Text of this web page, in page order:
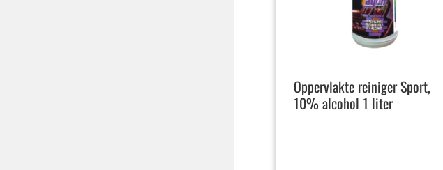
Oppervlakte reiniger Sport,
10% alcohol 1 liter